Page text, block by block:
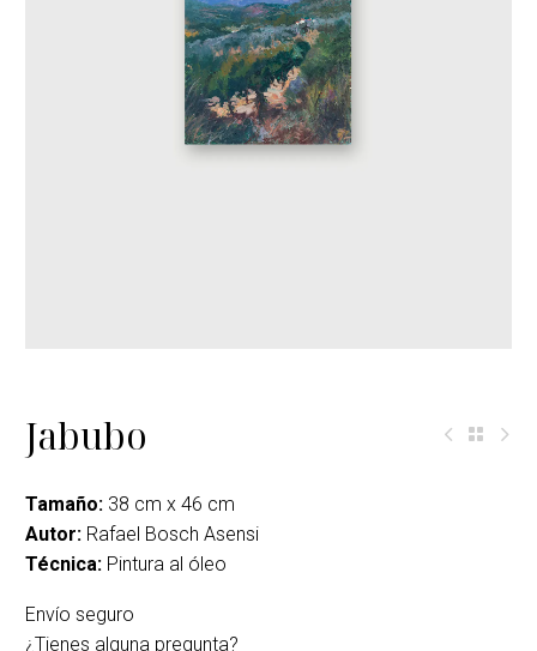
Jabubo
Tamaño: 38 cm x 46 cm
Autor: Rafael Bosch Asensi
Técnica: Pintura al óleo
Envío seguro
¿Tienes alguna pregunta?